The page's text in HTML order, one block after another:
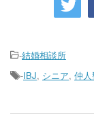
-結婚相談所
-IBJ, シニア, 仲